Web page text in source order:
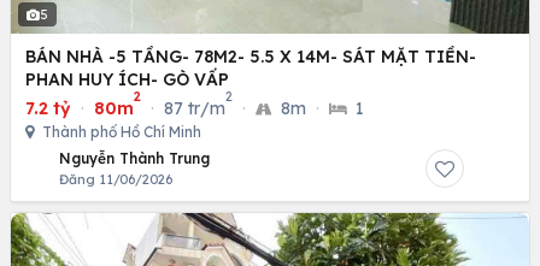
5
BÁN NHÀ -5 TẦNG- 78M2- 5.5 X 14M- SÁT MẶT TIỀN-
PHAN HUY ÍCH- GÒ VẤP
7.2 tỷ · 80m
2
· 87 tr/m
2
· 8m · 1
Thành phố Hồ Chí Minh
Nguyễn Thành Trung
Đăng 11/06/2026